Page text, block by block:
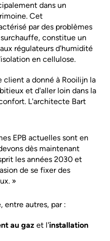
dans un
Cet
par des problèmes
constitue un
régulateurs d'humidité
en cellulose.
client a donné à Rooilijn la
et d'aller loin dans la
L'architecte Bart
EPB actuelles sont en
dès maintenant
les années 2030 et
de se fixer des
»
autres, par :
au gaz et l'installation